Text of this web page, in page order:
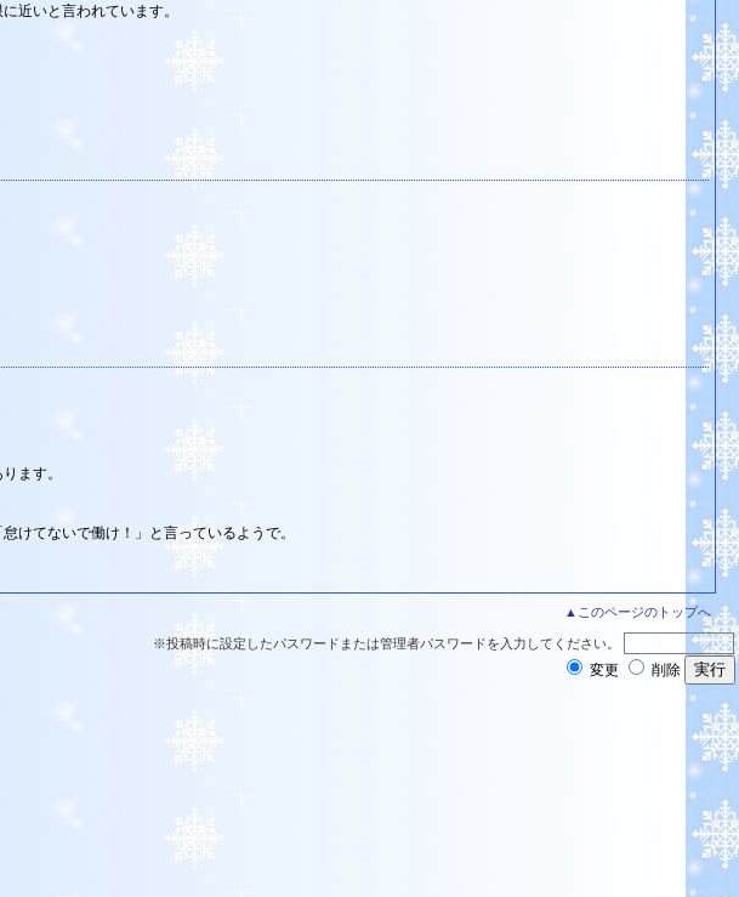
近いと言われています。
ます。
けてないで働け！」と言っているようで。
▲このページのトップへ
※投稿時に設定したパスワードまたは管理者パスワードを入力してください。
変更 削除